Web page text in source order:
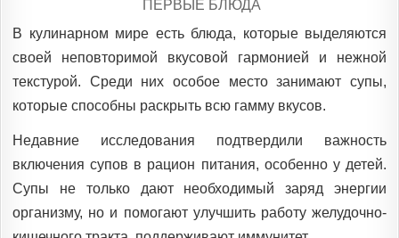
POSTED
ПЕРВЫЕ БЛЮДА
В кулинарном мире есть блюда, которые выделяются
своей неповторимой вкусовой гармонией и нежной
текстурой. Среди них особое место занимают супы,
которые способны раскрыть всю гамму вкусов.
Недавние исследования подтвердили важность
включения супов в рацион питания, особенно у детей.
Супы не только дают необходимый заряд энергии
организму, но и помогают улучшить работу желудочно-